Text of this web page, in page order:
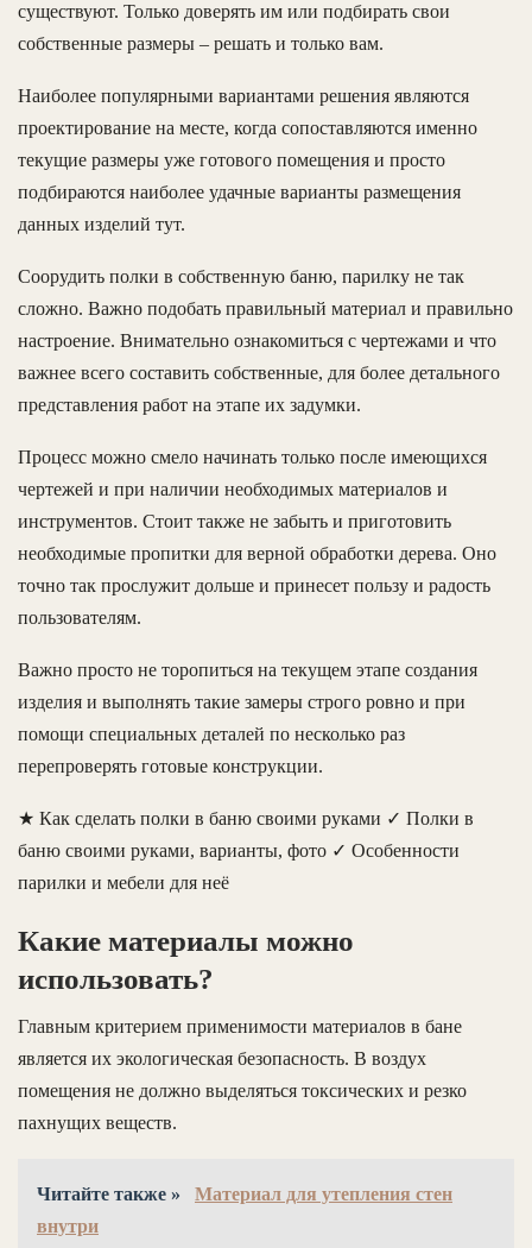
существуют. Только доверять им или подбирать свои
собственные размеры – решать и только вам.
Наиболее популярными вариантами решения являются
проектирование на месте, когда сопоставляются именно
текущие размеры уже готового помещения и просто
подбираются наиболее удачные варианты размещения
данных изделий тут.
Соорудить полки в собственную баню, парилку не так
сложно. Важно подобать правильный материал и правильно
настроение. Внимательно ознакомиться с чертежами и что
важнее всего составить собственные, для более детального
представления работ на этапе их задумки.
Процесс можно смело начинать только после имеющихся
чертежей и при наличии необходимых материалов и
инструментов. Стоит также не забыть и приготовить
необходимые пропитки для верной обработки дерева. Оно
точно так прослужит дольше и принесет пользу и радость
пользователям.
Важно просто не торопиться на текущем этапе создания
изделия и выполнять такие замеры строго ровно и при
помощи специальных деталей по несколько раз
перепроверять готовые конструкции.
★ Как сделать полки в баню своими руками ✓ Полки в
баню своими руками, варианты, фото ✓ Особенности
парилки и мебели для неё
Какие материалы можно
использовать?
Главным критерием применимости материалов в бане
является их экологическая безопасность. В воздух
помещения не должно выделяться токсических и резко
пахнущих веществ.
Читайте также »
Материал для утепления стен
внутри